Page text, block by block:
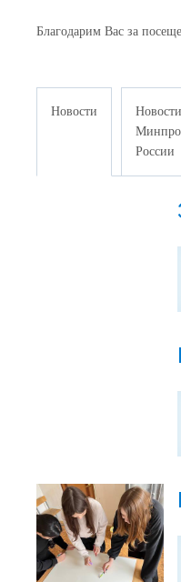
Благодарим Вас за
Новости
Новости
России